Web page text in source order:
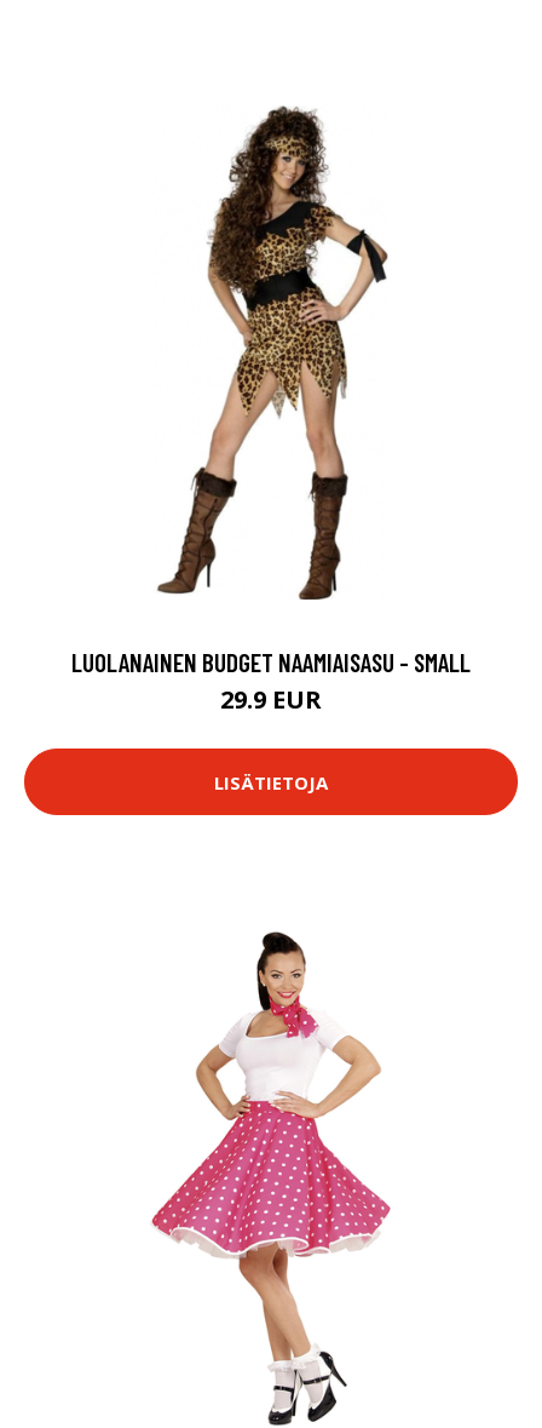
LUOLANAINEN BUDGET NAAMIAISASU - SMALL
29.9 EUR
LISÄTIETOJA